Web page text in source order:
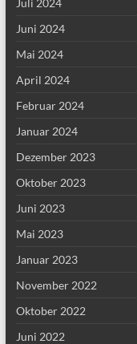
Juli 2024
Juni 2024
Mai 2024
April 2024
Februar 2024
Januar 2024
Dezember 2023
Oktober 2023
Juni 2023
Mai 2023
Januar 2023
November 2022
Oktober 2022
Juni 2022